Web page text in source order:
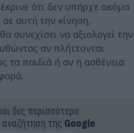
ότι δεν υπήρχε ακόμα
αυτή την κίνηση,
συνεχίσει να αξιολογεί την
αν πλήττονται
τα παιδιά ή αν η ασθένεια
δες περισσότερο
της Google